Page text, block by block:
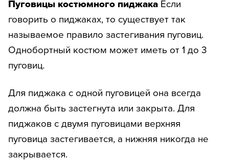
Пуговицы костюмного пиджака Если
говорить о пиджаках, то существует так
называемое правило застегивания пуговиц.
Однобортный костюм может иметь от 1 до 3
пуговиц.
Для пиджака с одной пуговицей она всегда
должна быть застегнута или закрыта. Для
пиджаков с двумя пуговицами верхняя
пуговица застегивается, а нижняя никогда не
закрывается.